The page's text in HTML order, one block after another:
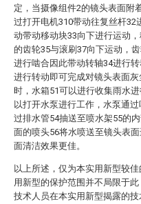
定，当摄像组件2的镜头表面附
过打开电机310带动往复丝杆32
动带动移动块33向下进行运动
的齿轮35与滚刷37向下运动，
进行啮合因此带动转轴34进行
进行转动即可完成对镜头表面
时，水箱51可以进行收集雨水
以打开水泵进行工作，水泵通
过排水管54抽送至喷水架55的
面的喷头56将水喷送至镜头表
面清洁效果更佳。
以上所述，仅为本实用新型较
用新型的保护范围并不局限于
技术人员在本实用新型揭露的